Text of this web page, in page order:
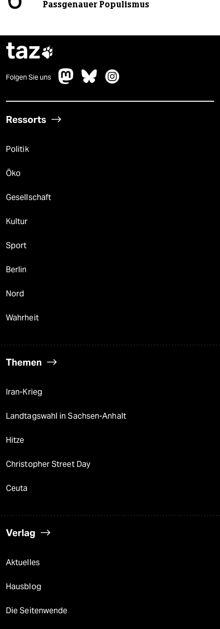
Passgenauer Populismus
taz
Folgen Sie uns
Ressorts
Politik
Öko
Gesellschaft
Kultur
Sport
Berlin
Nord
Wahrheit
Themen
Iran-Krieg
Landtagswahl in Sachsen-Anhalt
Hitze
Christopher Street Day
Ceuta
Verlag
Aktuelles
Hausblog
Die Seitenwende